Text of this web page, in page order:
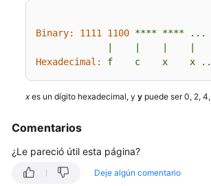
inglés.
What's
Product
Bulletin
Billing
Kubernetes
Basics
Binary: 1111 1100 **** **** ...
Hexadecimal:
f c x x
xes un dígito hexadecimal, y y puede ser 0, 2,
Comentarios
¿Le pareció útil esta página?
Deje algún comentario